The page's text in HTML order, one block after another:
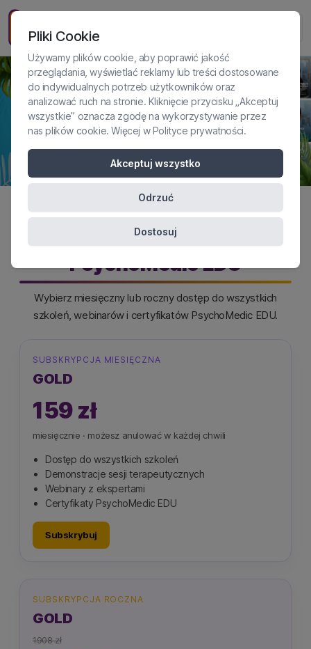
Previous Next
Subskrybuj platformę
PsychoMedic EDU
Wybierz miesięczny lub roczny dostęp do wszystkich
szkoleń, webinarów i certyfikatów PsychoMedic EDU.
SUBSKRYPCJA MIESIĘCZNA
GOLD
159 zł
miesięcznie · możesz anulować w każdej chwili
Dostęp do wszystkich szkoleń
Demonstracje sesji terapeutycznych
Webinary z ekspertami
Certyfikaty PsychoMedic EDU
Subskrybuj
SUBSKRYPCJA ROCZNA
GOLD
1908 zł
Pliki Cookie
Używamy plików cookie, aby poprawić jakość
przeglądania, wyświetlać reklamy lub treści dostosowane
do indywidualnych potrzeb użytkowników oraz
analizować ruch na stronie. Kliknięcie przycisku „Akceptuj
wszystkie” oznacza zgodę na wykorzystywanie przez
nas plików cookie. Więcej wPolityce prywatności.
Akceptuj wszystko
Odrzuć
Dostosuj